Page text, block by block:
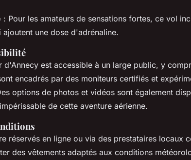
: Pour les amateurs de sensations fortes, ce vol
une dose d'adrénaline.
d'Annecy est accessible à un large public, y
encadrés par des moniteurs certifiés et
options de photos et vidéos sont également
de cette aventure aérienne.
réservés en ligne ou via des prestataires locaux
des vêtements adaptés aux conditions